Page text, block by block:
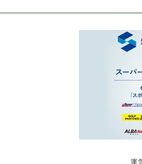
運